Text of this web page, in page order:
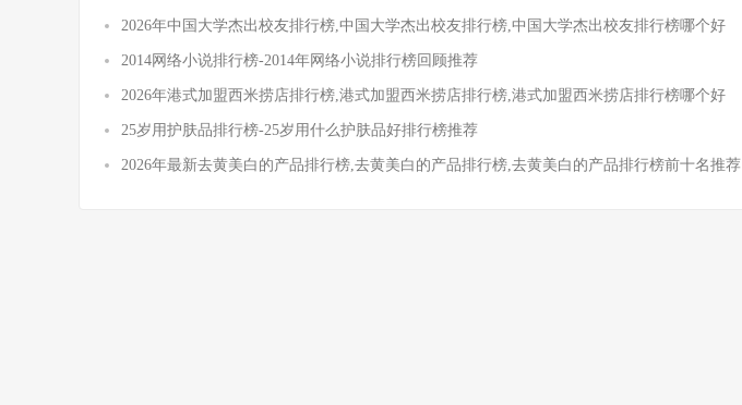
2026年中国大学杰出校友排行榜,中国大学杰出校友排行榜,中国大学杰出校友排行榜哪个好
2014网络小说排行榜-2014年网络小说排行榜回顾推荐
2026年港式加盟西米捞店排行榜,港式加盟西米捞店排行榜,港式加盟西米捞店排行榜哪个好
25岁用护肤品排行榜-25岁用什么护肤品好排行榜推荐
2026年最新去黄美白的产品排行榜,去黄美白的产品排行榜,去黄美白的产品排行榜前十名推荐